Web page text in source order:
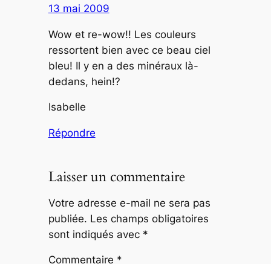
13 mai 2009
Wow et re-wow!! Les couleurs
ressortent bien avec ce beau ciel
bleu! Il y en a des minéraux là-
dedans, hein!?
Isabelle
Répondre
Laisser un commentaire
Votre adresse e-mail ne sera pas
publiée. Les champs obligatoires
sont indiqués avec *
Commentaire *